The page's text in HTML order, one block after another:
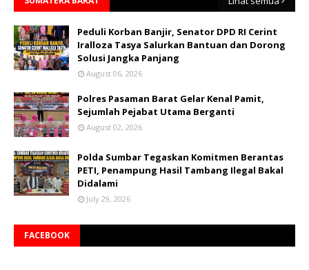
Peduli Korban Banjir, Senator DPD RI Cerint
Iralloza Tasya Salurkan Bantuan dan Dorong
Solusi Jangka Panjang
August 06, 2026
Polres Pasaman Barat Gelar Kenal Pamit,
Sejumlah Pejabat Utama Berganti
August 02, 2026
Polda Sumbar Tegaskan Komitmen Berantas
PETI, Penampung Hasil Tambang Ilegal Bakal
Didalami
July 29, 2026
FACEBOOK